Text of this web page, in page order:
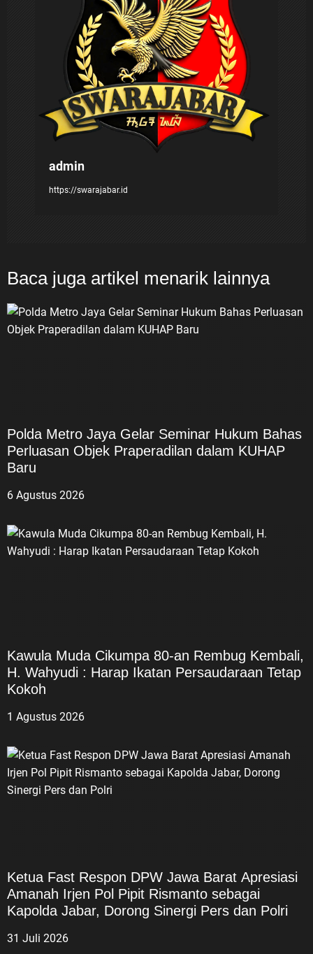
admin
https://swarajabar.id
Baca juga artikel menarik lainnya
Polda Metro Jaya Gelar Seminar Hukum Bahas
Perluasan Objek Praperadilan dalam KUHAP
Baru
6 Agustus 2026
Kawula Muda Cikumpa 80-an Rembug Kembali,
H. Wahyudi : Harap Ikatan Persaudaraan Tetap
Kokoh
1 Agustus 2026
Ketua Fast Respon DPW Jawa Barat Apresiasi
Amanah Irjen Pol Pipit Rismanto sebagai
Kapolda Jabar, Dorong Sinergi Pers dan Polri
31 Juli 2026